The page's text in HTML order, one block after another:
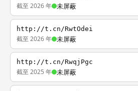
截至 2026 年 未屏蔽
http://t.cn/RwtOdei
截至 2026 年 未屏蔽
http://t.cn/RwqjPgc
截至 2025 年 未屏蔽